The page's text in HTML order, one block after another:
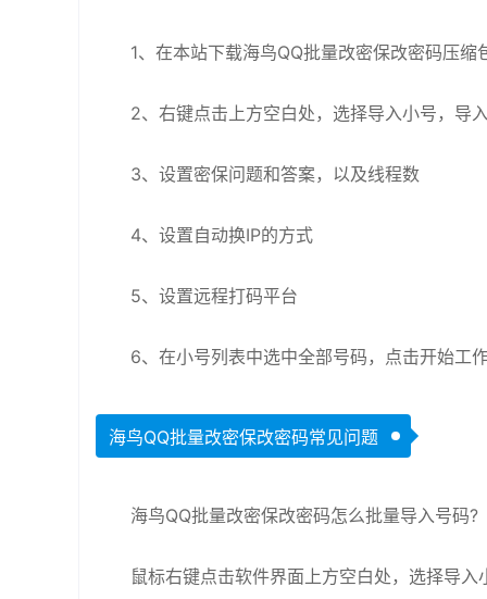
1、在本站下载海鸟QQ批量改密保改密码压
2、右键点击上方空白处，选择导入小号，导
3、设置密保问题和答案，以及线程数
4、设置自动换IP的方式
5、设置远程打码平台
6、在小号列表中选中全部号码，点击开始工
海鸟QQ批量改密保改密码常见问题
海鸟QQ批量改密保改密码怎么批量导入号码?
鼠标右键点击软件界面上方空白处，选择导入